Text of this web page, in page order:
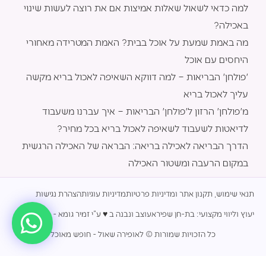
למה כדאי לשאול שאלות אמיצות אם את רוצה לעשות שינוי
באכילה?
מה באמת שמעת על אוכל בבית? האמת המטרידה מאחורי
היחסים עם אוכל
'פולחן' הבריאות – למה דווקא השאיפה לאכול בריא מקשה
עליך לאכול בריא
מ'פולחן' הרזון ל'פולחן' הבריאות – איך עברנו משעבוד
לדיאטות לשעבוד לשאיפה לאכול בריא בכל מחיר?
הדרך הבריאה לאכילה בריאה: הבראה של האכילה הרגשית
במקום הרעבה ומשטור האכילה
כל הזכויות שמורות © לאופירה שאול - חופש מאוכל
תנאי שימוש, תקנון אתר ומדיניות פרטיותמדיניות עוגיותהצהרת נגישות
יעוץ וליווי מקצועי: בת-חן שפיראעוצב ונבנה ב ♥︎ ע”י זמיר גומא - הסטודיו